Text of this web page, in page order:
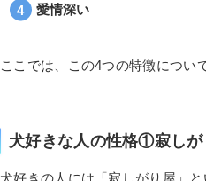
愛情深い
ここでは、この4つの特徴につい
犬好きな人の性格①寂しが
犬好きの人には「寂しがり屋」と